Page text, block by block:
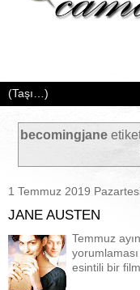
becomingjane
1 Temmuz 2019
JANE AUSTEN
Temmuz
esintili bir film